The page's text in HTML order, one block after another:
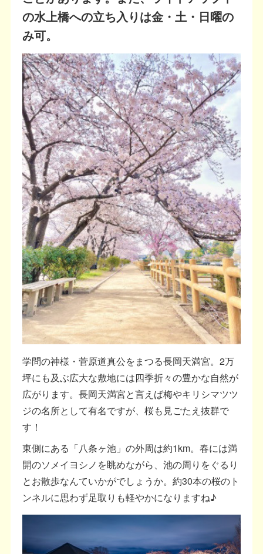
の水上橋への立ち入りは金・土・日曜の
み可。
学問の神様・菅原道真公をまつる長岡天満宮。2万
坪にも及ぶ広大な敷地には四季折々の豊かな自然が
広がります。長岡天満宮と言えば梅やキリシマツツ
ジの名所として有名ですが、桜も見ごたえ抜群で
す！
東側にある「八条ヶ池」の外周は約1km。春には満
開のソメイヨシノを眺めながら、池の周りをぐるり
とお散歩なんていかがでしょうか。約30本の桜のト
ンネルに思わず足取りも軽やかになりますね♪